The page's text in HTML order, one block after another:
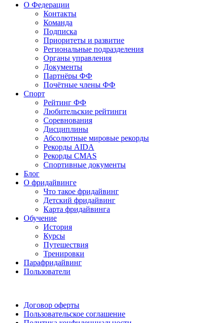
О Федерации
Контакты
Команда
Подписка
Приоритеты и развитие
Региональные подразделения
Органы управления
Документы
Партнёры ФФ
Почётные члены ФФ
Спорт
Рейтинг ФФ
Любительские рейтинги
Соревнования
Дисциплины
Абсолютные мировые рекорды
Рекорды AIDA
Рекорды CMAS
Спортивные документы
Блог
О фридайвинге
Что такое фридайвинг
Детский фридайвинг
Карта фридайвинга
Обучение
История
Курсы
Путешествия
Тренировки
Парафридайвинг
Пользователи
Договор оферты
Пользовательское соглашение